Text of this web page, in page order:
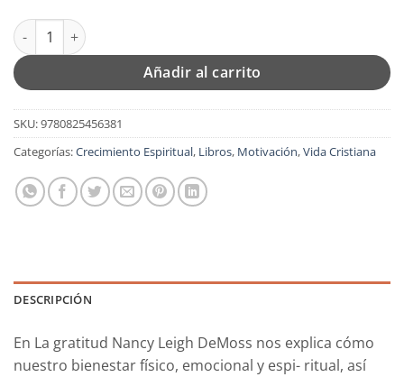
La Gratitud y El Perdón - Edición Bolsillo -Tapa Blanda –
Añadir al carrito
SKU:9780825456381
Categorías:Crecimiento Espiritual, Libros, Motivación,Vida Cristiana
DESCRIPCIÓN
En La gratitud Nancy Leigh DeMoss nos explica cómo
nuestro bienestar físico, emocional y espi- ritual, así